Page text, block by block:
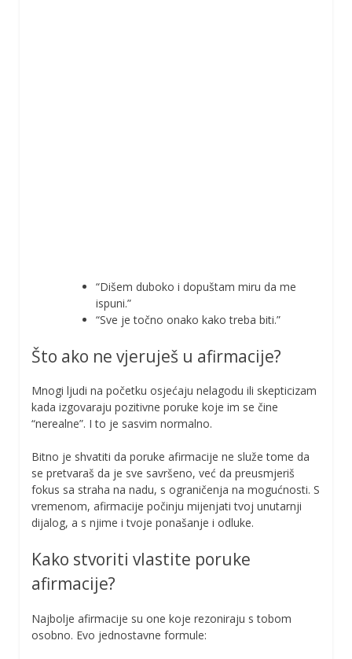
“Dišem duboko i dopuštam miru da me
ispuni.”
“Sve je točno onako kako treba biti.”
Što ako ne vjeruješ u afirmacije?
Mnogi ljudi na početku osjećaju nelagodu ili skepticizam
kada izgovaraju pozitivne poruke koje im se čine
“nerealne”. I to je sasvim normalno.
Bitno je shvatiti da poruke afirmacije ne služe tome da
se pretvaraš da je sve savršeno, već da preusmjeriš
fokus sa straha na nadu, s ograničenja na mogućnosti. S
vremenom, afirmacije počinju mijenjati tvoj unutarnji
dijalog, a s njime i tvoje ponašanje i odluke.
Kako stvoriti vlastite poruke
afirmacije?
Najbolje afirmacije su one koje rezoniraju s tobom
osobno. Evo jednostavne formule: